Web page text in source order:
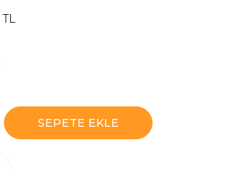
TL
SEPETE EKLE